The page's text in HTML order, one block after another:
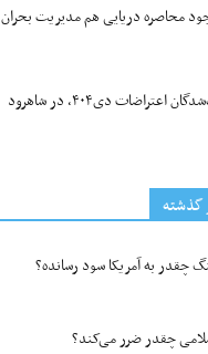
محاصره دریایی هم مدیریت بحران
آروین خیرخواه، از بازداشت‌شدگان اعتراضات دی۴۰۴، در شاهرود
چقدر به آمریکا سود رسانده؟
چقدر ضرر می‌کند؟